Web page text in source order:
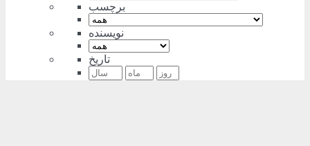
برچسب
نویسنده
تاریخ